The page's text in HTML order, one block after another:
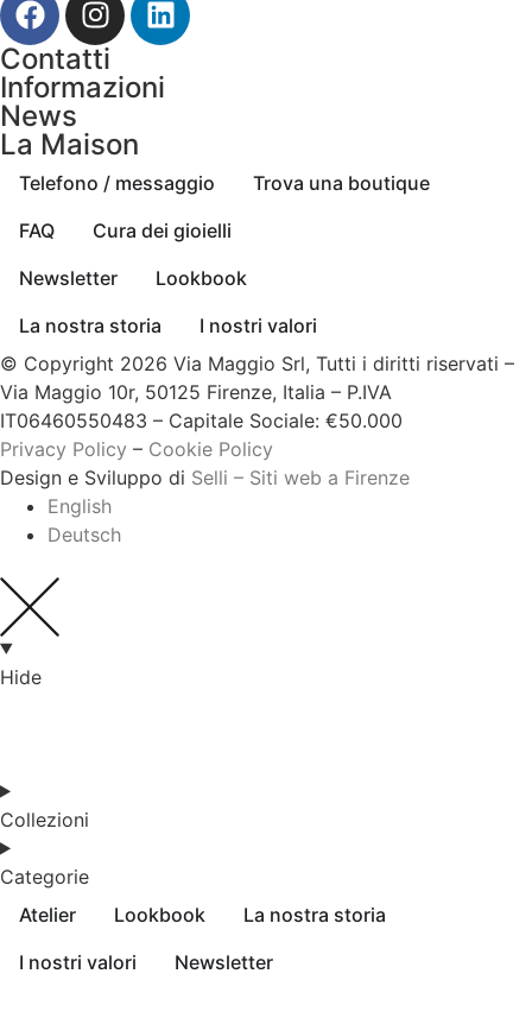
Contatti
Informazioni
News
La Maison
Telefono / messaggio
Trova una boutique
FAQ
Cura dei gioielli
Newsletter
Lookbook
La nostra storia
I nostri valori
© Copyright 2026 Via Maggio Srl, Tutti i diritti riservati –
Via Maggio 10r, 50125 Firenze, Italia – P.IVA
IT06460550483 – Capitale Sociale: €50.000
Privacy Policy – Cookie Policy
Design e Sviluppo di Selli – Siti web a Firenze
English
Deutsch
Hide
Collezioni
Categorie
Atelier
Lookbook
La nostra storia
I nostri valori
Newsletter